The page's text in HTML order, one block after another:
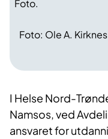
Foto: Ole A. Kirknes
I Helse Nord-
Namsos, ved
ansvaret for